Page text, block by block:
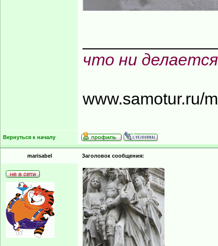
что ни
www.samotur.ru/
Вернуться к началу
marisabel Заголовок сообщения: